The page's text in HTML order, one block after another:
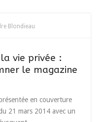
Blondieau
vie privée :
le magazine
en couverture
21 mars 2014 avec un